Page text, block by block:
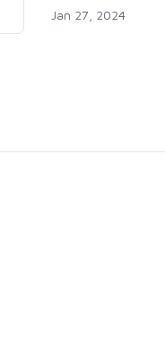
Jan 27, 2024